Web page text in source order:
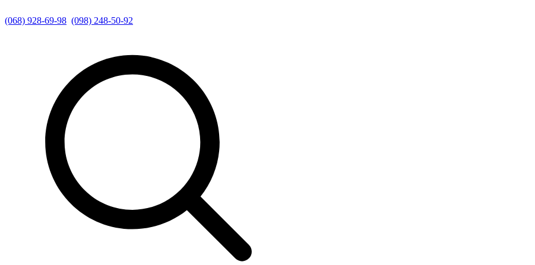
(068) 928-69-98 (098) 248-50-92